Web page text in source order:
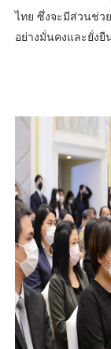
ไทย ซึ่งจะมีส่วนช่ว
อย่างมั่นคงและยั่งยื